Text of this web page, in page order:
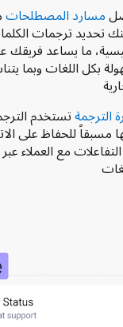
مسارد المصطلحات
تحديد ترجمات
ما يساعد فريقك
بكل اللغات وبما
الترجمةتستخدم
مسبقاً للحفاظ على
مع العملاء